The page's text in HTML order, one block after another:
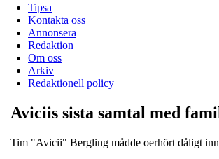
Tipsa
Kontakta oss
Annonsera
Redaktion
Om oss
Arkiv
Redaktionell policy
Aviciis sista samtal med
Tim "Avicii" Bergling mådde oerhört dåligt